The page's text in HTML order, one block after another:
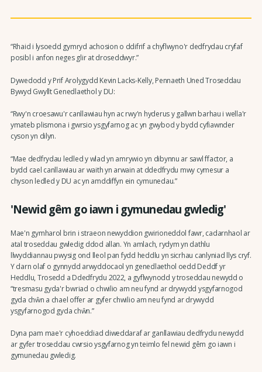
“Rhaid i lysoedd gymryd achosion o ddifrif a chyflwyno'r dedfrydau cryfaf
posibl i anfon neges glir at droseddwyr.”
Dywedodd y Prif Arolygydd Kevin Lacks-Kelly, Pennaeth Uned Troseddau
Bywyd Gwyllt Genedlaethol y DU:
“Rwy'n croesawu'r canllawiau hyn ac rwy'n hyderus y gallwn barhau i wella'r
ymateb plismona i gwrsio ysgyfarnog ac yn gwybod y bydd cyfiawnder
cyson yn dilyn.
“Mae dedfrydau ledled y wlad yn amrywio yn dibynnu ar sawl ffactor, a
bydd cael canllawiau ar waith yn arwain at ddedfrydu mwy cymesur a
chyson ledled y DU ac yn amddiffyn ein cymunedau.”
'Newid gêm go iawn i gymunedau gwledig'
Mae'n gymharol brin i straeon newyddion gwirioneddol fawr, cadarnhaol ar
atal troseddau gwledig ddod allan. Yn amlach, rydym yn dathlu
llwyddiannau pwysig ond lleol pan fydd heddlu yn sicrhau canlyniad llys cryf.
Y darn olaf o gynnydd arwyddocaol yn genedlaethol oedd Deddf yr
Heddlu, Trosedd a Ddedfrydu 2022, a gyflwynodd y troseddau newydd o
“tresmasu gyda'r bwriad o chwilio am neu fynd ar drywydd ysgyfarnogod
gyda chŵn a chael offer ar gyfer chwilio am neu fynd ar drywydd
ysgyfarnogod gyda chŵn.”
Dyna pam mae'r cyhoeddiad diweddaraf ar ganllawiau dedfrydu newydd
ar gyfer troseddau cwrsio ysgyfarnog yn teimlo fel newid gêm go iawn i
gymunedau gwledig.